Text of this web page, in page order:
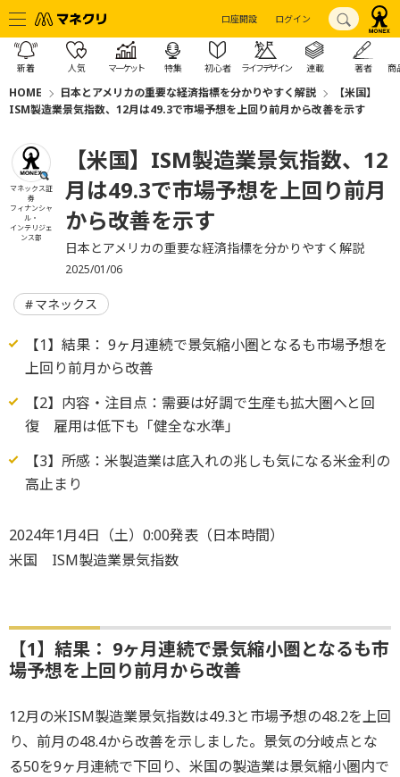
口座開設 ログイン
新着 人気 マーケット 特集 初心者 ライフデザイン 連載 著者 商
HOME 日本とアメリカの重要な経済指標を分かりやすく解説
【米国】
ISM製造業景気指数、12月は49.3で市場予想を上回り前月から改善を示す
マネックス証
券
フィナンシャ
ル・
インテリジェ
ンス部
【米国】ISM製造業景気指数、12
月は49.3で市場予想を上回り前月
から改善を示す
日本とアメリカの重要な経済指標を分かりやすく解説
2025/01/06
マネックス
【1】結果： 9ヶ月連続で景気縮小圏となるも市場予想を
上回り前月から改善
【2】内容・注目点：需要は好調で生産も拡大圏へと回
復 雇用は低下も「健全な水準」
【3】所感：米製造業は底入れの兆しも気になる米金利の
高止まり
2024年1月4日（土）0:00発表（日本時間）
米国 ISM製造業景気指数
【1】結果： 9ヶ月連続で景気縮小圏となるも市
場予想を上回り前月から改善
12月の米ISM製造業景気指数は49.3と市場予想の48.2を上回
り、前月の48.4から改善を示しました。景気の分岐点とな
る50を9ヶ月連続で下回り、米国の製造業は景気縮小圏内で